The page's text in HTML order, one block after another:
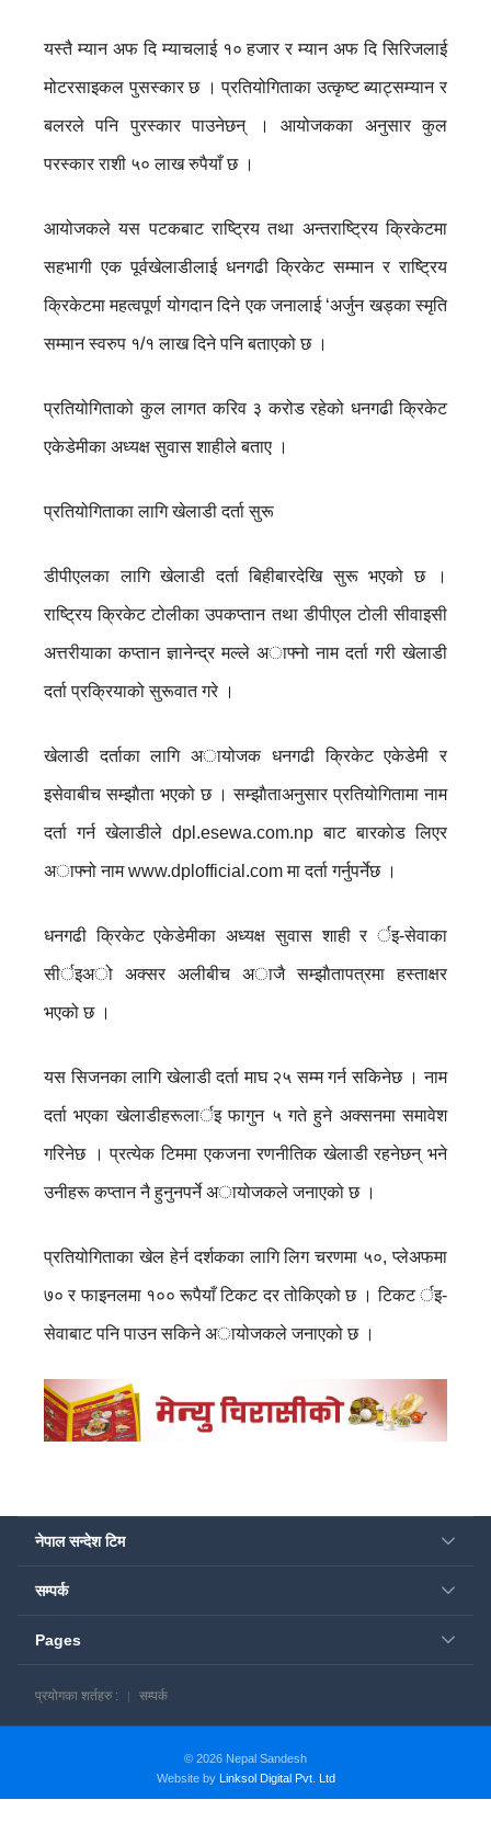
यस्तै म्यान अफ दि म्याचलाई १० हजार र म्यान अफ दि सिरिजलाई
मोटरसाइकल पुसस्कार छ । प्रतियोगिताका उत्कृष्ट ब्याट्सम्यान र
बलरले पनि पुरस्कार पाउनेछन् । आयोजकका अनुसार कुल
परस्कार राशी ५० लाख रुपैयाँ छ ।
आयोजकले यस पटकबाट राष्ट्रिय तथा अन्तराष्ट्रिय क्रिकेटमा
सहभागी एक पूर्वखेलाडीलाई धनगढी क्रिकेट सम्मान र राष्ट्रिय
क्रिकेटमा महत्वपूर्ण योगदान दिने एक जनालाई ‘अर्जुन खड्का स्मृति
सम्मान स्वरुप १/१ लाख दिने पनि बताएको छ ।
प्रतियोगिताको कुल लागत करिव ३ करोड रहेको धनगढी क्रिकेट
एकेडेमीका अध्यक्ष सुवास शाहीले बताए ।
प्रतियोगिताका लागि खेलाडी दर्ता सुरू
डीपीएलका लागि खेलाडी दर्ता बिहीबारदेखि सुरू भएको छ ।
राष्ट्रिय क्रिकेट टोलीका उपकप्तान तथा डीपीएल टोली सीवाइसी
अत्तरीयाका कप्तान ज्ञानेन्द्र मल्ले अाफ्नो नाम दर्ता गरी खेलाडी
दर्ता प्रक्रियाको सुरूवात गरे ।
खेलाडी दर्ताका लागि अायोजक धनगढी क्रिकेट एकेडेमी र
इसेवाबीच सम्झाैता भएको छ । सम्झाैताअनुसार प्रतियोगितामा नाम
दर्ता गर्न खेलाडीले dpl.esewa.com.np बाट बारकाेड लिएर
अाफ्नो नाम www.dplofficial.com मा दर्ता गर्नुपर्नेछ ।
धनगढी क्रिकेट एकेडेमीका अध्यक्ष सुवास शाही र र्इ-सेवाका
सीर्इअो अक्सर अलीबीच अाजै सम्झाैतापत्रमा हस्ताक्षर
भएको छ ।
यस सिजनका लागि खेलाडी दर्ता माघ २५ सम्म गर्न सकिनेछ । नाम
दर्ता भएका खेलाडीहरूलार्इ फागुन ५ गते हुने अक्सनमा समावेश
गरिनेछ । प्रत्येक टिममा एकजना रणनीतिक खेलाडी रहनेछन् भने
उनीहरू कप्तान नै हुनुनपर्ने अायोजकले जनाएको छ ।
प्रतियोगिताका खेल हेर्न दर्शकका लागि लिग चरणमा ५०, प्लेअफमा
७० र फाइनलमा १०० रूपैयाँ टिकट दर तोकिएको छ । टिकट र्इ-
सेवाबाट पनि पाउन सकिने अायोजकले जनाएको छ ।
नेपाल सन्देश टिम
सम्पर्क
Pages
प्रयोगका शर्तहरु : सम्पर्क
© 2026 Nepal Sandesh
Website by Linksol Digital Pvt. Ltd